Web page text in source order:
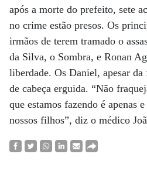
após a morte do prefeito, sete
no crime estão presos. Os
irmãos de terem tramado o
da Silva, o Sombra, e Ronan
liberdade. Os Daniel, apesar
de cabeça erguida. “Não
que estamos fazendo é apenas
nossos filhos”, diz o médico